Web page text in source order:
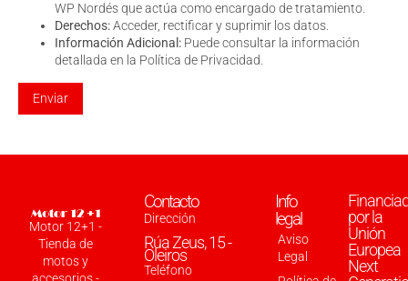
WP Nordés que actúa como encargado de tratamiento.
Derechos:Acceder, rectificar y suprimir los datos.
Información Adicional: Puede consultar la información
detallada en la Política de Privacidad.
Motor 12+1 -
Tienda de
motos y
Contacto
Dirección
Rúa Zeus, 15 -
Oleiros
Teléfono
Info
legal
Aviso
Legal
por la
Unión
Europea
Next